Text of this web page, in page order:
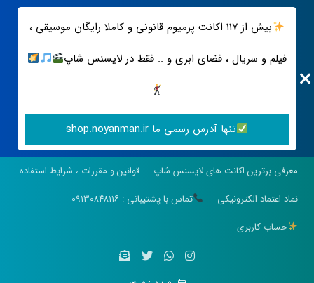
بیش از ۱۱۷ اکانت پرمیوم قانونی و کاملا رایگان موسیقی ،
فیلم و سریال ، فضای ابری و .. فقط در لایسنس شاپ
تنها آدرس رسمی ما shop.noyanman.ir
معرفی برترین اکانت های لایسنس شاپ
قوانین و مقررات ، شرایط استفاده
نماد اعتماد الکترونیکی
تماس با پشتیبانی : ۰۹۱۳۰۸۴۸۱۱۶
حساب کاربری